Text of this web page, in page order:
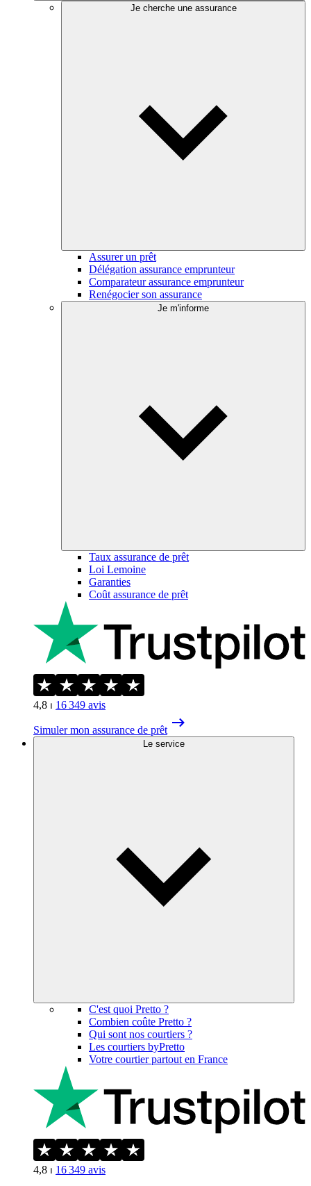
Je cherche une assurance
Assurer un prêt
Délégation assurance emprunteur
Comparateur assurance emprunteur
Renégocier son assurance
Je m'informe
Taux assurance de prêt
Loi Lemoine
Garanties
Coût assurance de prêt
4,8 ⏐ 16 349 avis
Simuler mon assurance de prêt
Le service
C'est quoi Pretto ?
Combien coûte Pretto ?
Qui sont nos courtiers ?
Les courtiers byPretto
Votre courtier partout en France
4,8 ⏐ 16 349 avis